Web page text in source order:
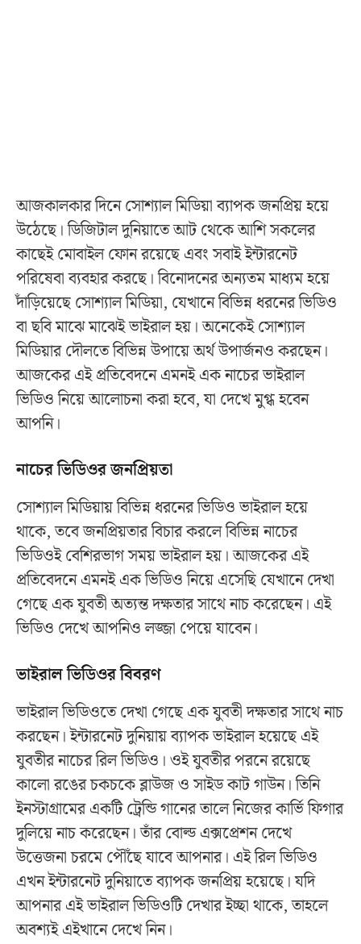
আজকালকার দিনে সোশ্যাল মিডিয়া ব্যাপক জনপ্রিয় হয়ে
উঠেছে। ডিজিটাল দুনিয়াতে আট থেকে আশি সকলের
কাছেই মোবাইল ফোন রয়েছে এবং সবাই ইন্টারনেট
পরিষেবা ব্যবহার করছে। বিনোদনের অন্যতম মাধ্যম হয়ে
দাঁড়িয়েছে সোশ্যাল মিডিয়া, যেখানে বিভিন্ন ধরনের ভিডিও
বা ছবি মাঝে মাঝেই ভাইরাল হয়। অনেকেই সোশ্যাল
মিডিয়ার দৌলতে বিভিন্ন উপায়ে অর্থ উপার্জনও করছেন।
আজকের এই প্রতিবেদনে এমনই এক নাচের ভাইরাল
ভিডিও নিয়ে আলোচনা করা হবে, যা দেখে মুগ্ধ হবেন
আপনি।
নাচের ভিডিওর জনপ্রিয়তা
সোশ্যাল মিডিয়ায় বিভিন্ন ধরনের ভিডিও ভাইরাল হয়ে
থাকে, তবে জনপ্রিয়তার বিচার করলে বিভিন্ন নাচের
ভিডিওই বেশিরভাগ সময় ভাইরাল হয়। আজকের এই
প্রতিবেদনে এমনই এক ভিডিও নিয়ে এসেছি যেখানে দেখা
গেছে এক যুবতী অত্যন্ত দক্ষতার সাথে নাচ করেছেন। এই
ভিডিও দেখে আপনিও লজ্জা পেয়ে যাবেন।
ভাইরাল ভিডিওর বিবরণ
ভাইরাল ভিডিওতে দেখা গেছে এক যুবতী দক্ষতার সাথে নাচ
করছেন। ইন্টারনেট দুনিয়ায় ব্যাপক ভাইরাল হয়েছে এই
যুবতীর নাচের রিল ভিডিও। ওই যুবতীর পরনে রয়েছে
কালো রঙের চকচকে ব্লাউজ ও সাইড কাট গাউন। তিনি
ইনস্টাগ্রামের একটি ট্রেন্ডি গানের তালে নিজের কার্ভি ফিগার
দুলিয়ে নাচ করেছেন। তাঁর বোল্ড এক্সপ্রেশন দেখে
উত্তেজনা চরমে পৌঁছে যাবে আপনার। এই রিল ভিডিও
এখন ইন্টারনেট দুনিয়াতে ব্যাপক জনপ্রিয় হয়েছে। যদি
আপনার এই ভাইরাল ভিডিওটি দেখার ইচ্ছা থাকে, তাহলে
অবশ্যই এইখানে দেখে নিন।